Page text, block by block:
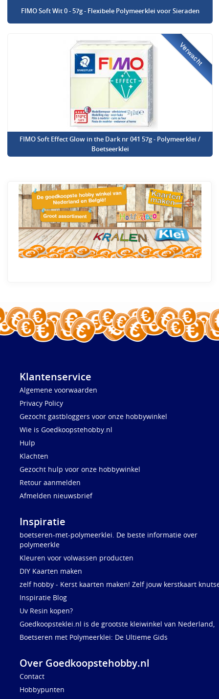
FIMO Soft Wit 0 - 57g - Flexibele Polymeerklei voor Sieraden
Verwacht
FIMO Soft Effect Glow in the Dark nr 041 57g - Polymeerklei /
Boetseerklei
Klantenservice
Algemene voorwaarden
Privacy Policy
Gezocht gastbloggers voor onze hobbywinkel
Wie is Goedkoopstehobby.nl
Hulp
Klachten
Gezocht hulp voor onze hobbywinkel
Retour aanmelden
Afmelden nieuwsbrief
Inspiratie
boetseren-met-polymeerklei. De beste informatie over
polymeerkle
Kleuren voor volwassen producten
DIY Kaarten maken
zelf hobby - Kerst kaarten maken! Zelf jouw kerstkaart
Inspiratie Blog
Uv Resin kopen?
Goedkoopsteklei.nl is de grootste kleiwinkel van Nederland,
Boetseren met Polymeerklei: De Ultieme Gids
Over Goedkoopstehobby.nl
Contact
Hobbypunten